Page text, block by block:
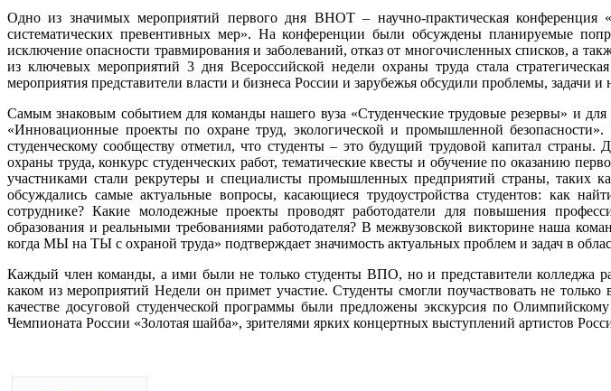
Одно из значимых мероприятий первого дня ВНОТ – научно-практическая конференция
систематических превентивных мер». На конференции были обсуждены планируемые
исключение опасности травмирования и заболеваний, отказ от многочисленных списков, а
из ключевых мероприятий 3 дня Всероссийской недели охраны труда стала
мероприятия представители власти и бизнеса России и зарубежья обсудили проблемы, задачи
Самым знаковым событием для команды нашего вуза «Студенческие трудовые резервы» и
«Инновационные проекты по охране труд, экологической и промышленной
студенческому сообществу отметил, что студенты – это будущий трудовой капитал
охраны труда, конкурс студенческих работ, тематические квесты и обучение по оказанию
участниками стали рекрутеры и специалисты промышленных предприятий страны,
обсуждались самые актуальные вопросы, касающиеся трудоустройства студентов: как
сотруднике? Какие молодежные проекты проводят работодатели для повышения
образования и реальными требованиями работодателя? В межвузовской викторине наша
когда МЫ на ТЫ с охраной труда» подтверждает значимость актуальных проблем и задач в
Каждый член команды, а ими были не только студенты ВПО, но и представители колледжа
каком из мероприятий Недели он примет участие. Студенты смогли поучаствовать не
качестве досуговой студенческой программы были предложены экскурсия по
Чемпионата России «Золотая шайба», зрителями ярких концертных выступлений артистов